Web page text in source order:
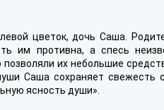
цветок, дочь Саша.
им противна, а спесь
их небольшие
Саша сохраняет свежесть
ясность души».